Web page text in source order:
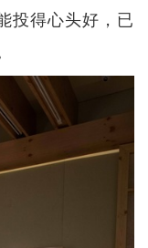
投得心头好，已